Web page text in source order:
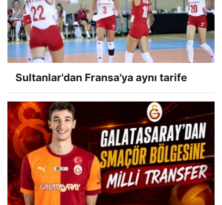
Sultanlar'dan Fransa'ya aynı tarife